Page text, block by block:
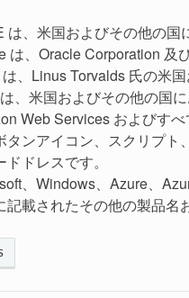
は、米国およびその他の国
は、Oracle Corporation 及
、Linus Torvalds 氏の米
、米国およびその他の国
Web Services およびす
タンアイコン、スクリプト
ドドレスです。
、Windows、Azure、
記載されたその他の製品名